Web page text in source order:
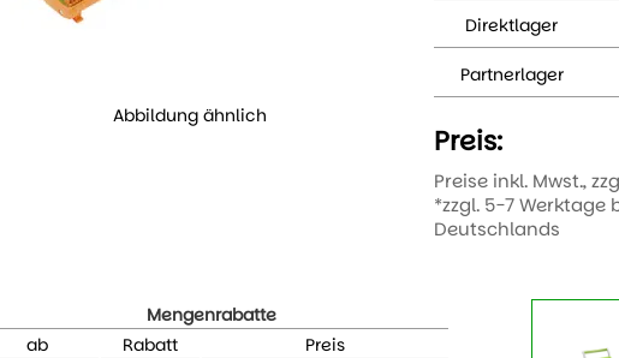
Abbildung ähnlich
Direktlager
Partnerlager
Preis:
Preise inkl. Mwst.,
*zzgl. 5-7 Werktage
Deutschlands
Mengenrabatte
ab
Rabatt
Preis